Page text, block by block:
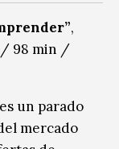
,
/ 98 min /
un parado
mercado